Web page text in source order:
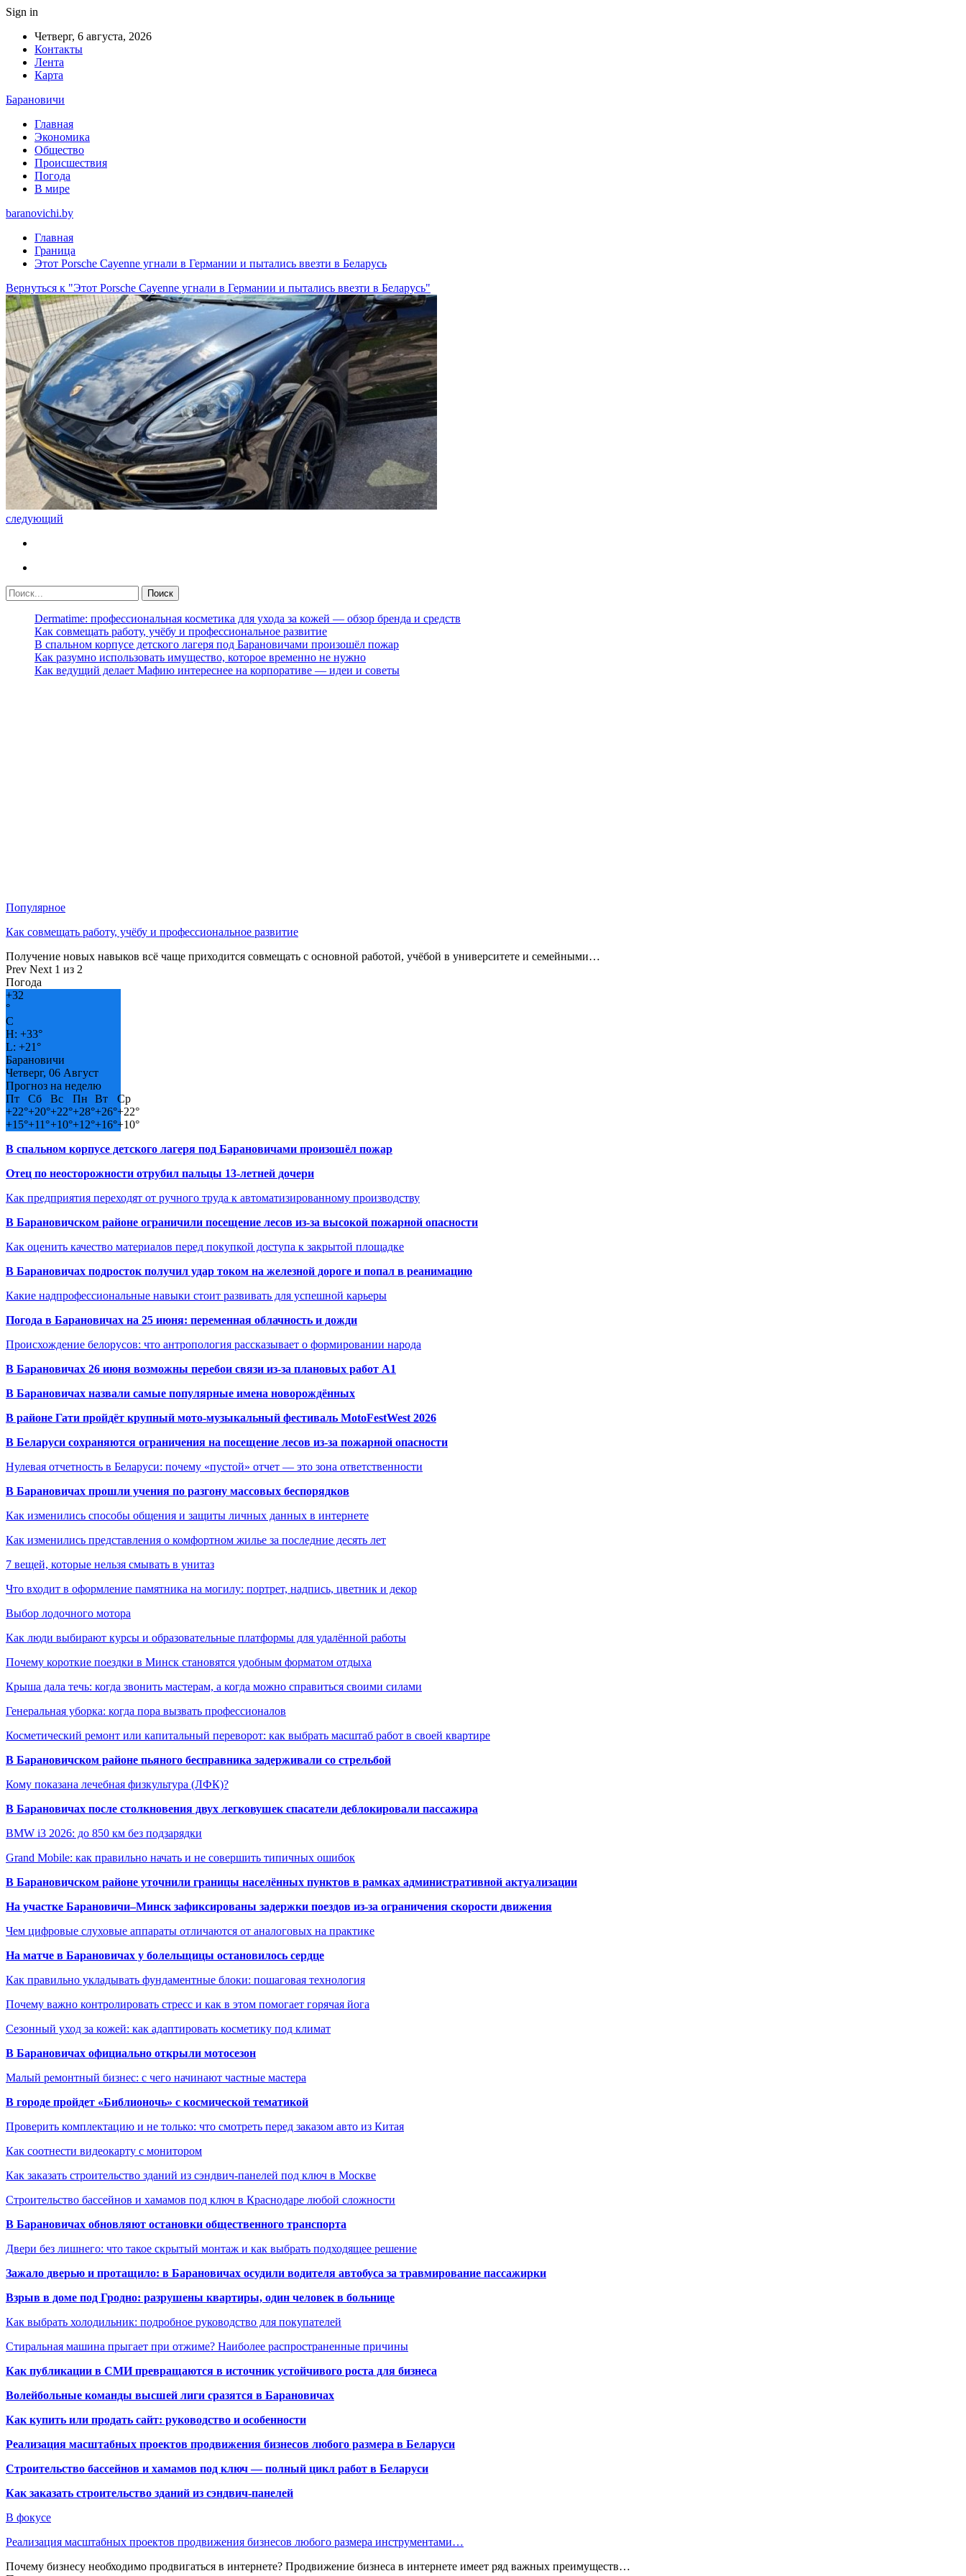
Sign in
Четверг, 6 августа, 2026
Контакты
Лента
Карта
Барановичи
Главная
Экономика
Общество
Происшествия
Погода
В мире
baranovichi.by
Главная
Граница
Этот Porsche Cayenne угнали в Германии и пытались ввезти в Беларусь
Вернуться к "Этот Porsche Cayenne угнали в Германии и пытались ввезти в Беларусь"
следующий
Dermatime: профессиональная косметика для ухода за кожей — обзор бренда и средств
Как совмещать работу, учёбу и профессиональное развитие
В спальном корпусе детского лагеря под Барановичами произошёл пожар
Как разумно использовать имущество, которое временно не нужно
Как ведущий делает Мафию интереснее на корпоративе — идеи и советы
Популярное
Как совмещать работу, учёбу и профессиональное развитие
Получение новых навыков всё чаще приходится совмещать с основной работой, учёбой в университете и семейными…
Prev Next 1 из 2
Погода
+32
°
C
H: +33°
L: +21°
Барановичи
Четверг, 06 Август
Прогноз на неделю
Пт
Сб Вс Пн Вт
Ср
+22°+20°+22°+28°+26°+22°
+15°+11°+10°+12°+16°+10°
В спальном корпусе детского лагеря под Барановичами произошёл пожар
Отец по неосторожности отрубил пальцы 13-летней дочери
Как предприятия переходят от ручного труда к автоматизированному производству
В Барановичском районе ограничили посещение лесов из-за высокой пожарной опасности
Как оценить качество материалов перед покупкой доступа к закрытой площадке
В Барановичах подросток получил удар током на железной дороге и попал в реанимацию
Какие надпрофессиональные навыки стоит развивать для успешной карьеры
Погода в Барановичах на 25 июня: переменная облачность и дожди
Происхождение белорусов: что антропология рассказывает о формировании народа
В Барановичах 26 июня возможны перебои связи из-за плановых работ A1
В Барановичах назвали самые популярные имена новорождённых
В районе Гати пройдёт крупный мото-музыкальный фестиваль MotoFestWest 2026
В Беларуси сохраняются ограничения на посещение лесов из-за пожарной опасности
Нулевая отчетность в Беларуси: почему «пустой» отчет — это зона ответственности
В Барановичах прошли учения по разгону массовых беспорядков
Как изменились способы общения и защиты личных данных в интернете
Как изменились представления о комфортном жилье за последние десять лет
7 вещей, которые нельзя смывать в унитаз
Что входит в оформление памятника на могилу: портрет, надпись, цветник и декор
Выбор лодочного мотора
Как люди выбирают курсы и образовательные платформы для удалённой работы
Почему короткие поездки в Минск становятся удобным форматом отдыха
Крыша дала течь: когда звонить мастерам, а когда можно справиться своими силами
Генеральная уборка: когда пора вызвать профессионалов
Косметический ремонт или капитальный переворот: как выбрать масштаб работ в своей квартире
В Барановичском районе пьяного бесправника задерживали со стрельбой
Кому показана лечебная физкультура (ЛФК)?
В Барановичах после столкновения двух легковушек спасатели деблокировали пассажира
BMW i3 2026: до 850 км без подзарядки
Grand Mobile: как правильно начать и не совершить типичных ошибок
В Барановичском районе уточнили границы населённых пунктов в рамках административной актуализации
На участке Барановичи–Минск зафиксированы задержки поездов из-за ограничения скорости движения
Чем цифровые слуховые аппараты отличаются от аналоговых на практике
На матче в Барановичах у болельщицы остановилось сердце
Как правильно укладывать фундаментные блоки: пошаговая технология
Почему важно контролировать стресс и как в этом помогает горячая йога
Сезонный уход за кожей: как адаптировать косметику под климат
В Барановичах официально открыли мотосезон
Малый ремонтный бизнес: с чего начинают частные мастера
В городе пройдет «Библионочь» с космической тематикой
Проверить комплектацию и не только: что смотреть перед заказом авто из Китая
Как соотнести видеокарту с монитором
Как заказать строительство зданий из сэндвич-панелей под ключ в Москве
Строительство бассейнов и хамамов под ключ в Краснодаре любой сложности
В Барановичах обновляют остановки общественного транспорта
Двери без лишнего: что такое скрытый монтаж и как выбрать подходящее решение
Зажало дверью и протащило: в Барановичах осудили водителя автобуса за травмирование пассажирки
Взрыв в доме под Гродно: разрушены квартиры, один человек в больнице
Как выбрать холодильник: подробное руководство для покупателей
Стиральная машина прыгает при отжиме? Наиболее распространенные причины
Как публикации в СМИ превращаются в источник устойчивого роста для бизнеса
Волейбольные команды высшей лиги сразятся в Барановичах
Как купить или продать сайт: руководство и особенности
Реализация масштабных проектов продвижения бизнесов любого размера в Беларуси
Строительство бассейнов и хамамов под ключ — полный цикл работ в Беларуси
Как заказать строительство зданий из сэндвич-панелей
В фокусе
Реализация масштабных проектов продвижения бизнесов любого размера инструментами…
Почему бизнесу необходимо продвигаться в интернете? Продвижение бизнеса в интернете имеет ряд важных преимуществ…